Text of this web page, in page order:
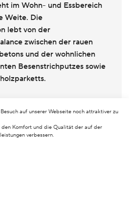
auf unserer Webseite noch attraktiver zu
Komfort und die Qualität der auf der
verbessern.
im Wohn- und Essbereich
Weite. Die
lebt von der
zwischen der rauen
und der wohnlichen
Besenstrichputzes sowie